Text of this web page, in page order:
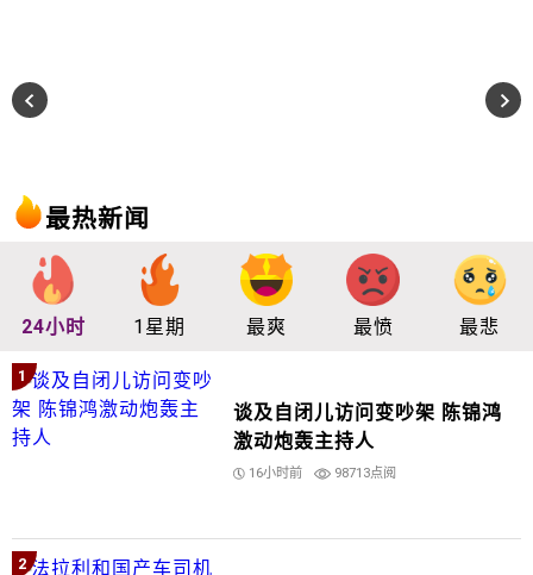
最热新闻
24小时 1星期 最爽 最愤 最悲
1
谈及自闭儿访问变吵架 陈锦鸿
激动炮轰主持人
16小时前 98713点阅
2